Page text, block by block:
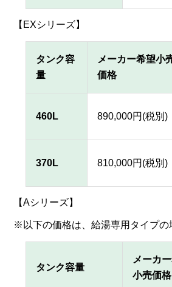
【EXシリーズ】
タンク容
量
メーカー希望小
価格
460L 890,000円(税別)
370L 810,000円(税別)
【Aシリーズ】
※以下の価格は、給湯専用タイプの
タンク容量
メーカ
小売価格